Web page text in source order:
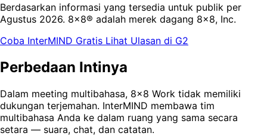
Berdasarkan informasi yang tersedia untuk publik per
Agustus 2026. 8x8® adalah merek dagang 8x8, Inc.
Coba InterMIND Gratis Lihat Ulasan di G2
Perbedaan Intinya
Dalam meeting multibahasa, 8x8 Work tidak memiliki
dukungan terjemahan. InterMIND membawa tim
multibahasa Anda ke dalam ruang yang sama secara
setara — suara, chat, dan catatan.